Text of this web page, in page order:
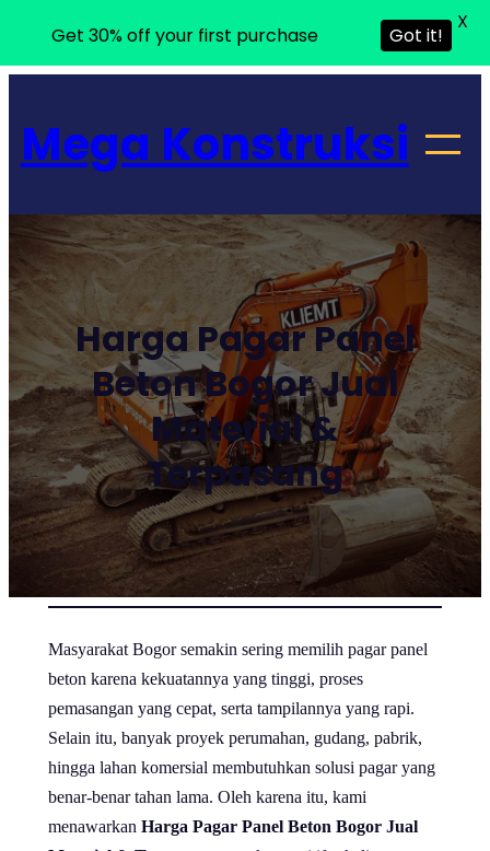
konten
Mega Konstruksi
Harga Pagar Panel
Beton Bogor Jual
Material &
Terpasang
Masyarakat Bogor semakin sering memilih pagar panel
beton karena kekuatannya yang tinggi, proses
pemasangan yang cepat, serta tampilannya yang rapi.
Selain itu, banyak proyek perumahan, gudang, pabrik,
hingga lahan komersial membutuhkan solusi pagar yang
benar-benar tahan lama. Oleh karena itu, kami
menawarkan Harga Pagar Panel Beton Bogor Jual
Get 30% off your first purchase Got it!
X